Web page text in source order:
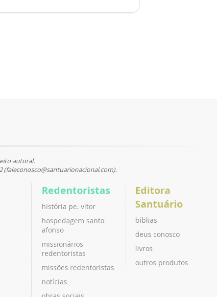
autoral.
Redentoristas
história pe. vitor
hospedagem santo
afonso
missionários
redentoristas
missões redentoristas
notícias
Editora
Santuário
bíblias
deus conosco
livros
outros produtos